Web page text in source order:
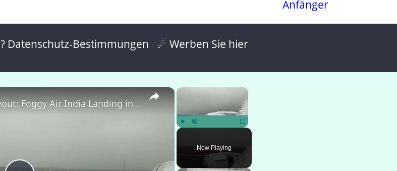
Anfänger
? Datenschutz-Bestimmungen ☄ Werben Sie hier
×
Fullscreen
Now Playing
×
Descending Into a Whiteout: Foggy Air India Landing in Smog-Choked Delhi ✈️🌫️